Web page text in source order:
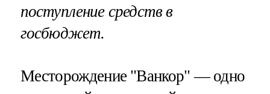
поступление средств в
госбюджет.
Месторождение "Ванкор" — одно